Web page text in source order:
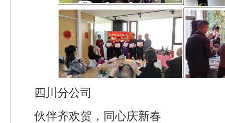
四川分公司
伙伴齐欢贺，同心庆新春